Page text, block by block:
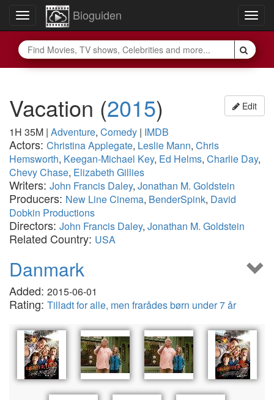
Toggle
navigation
Bioguiden
Edit
Vacation (2015)
1H 35M | Adventure, Comedy | IMDB
Actors: Christina Applegate, Leslie Mann, Chris
Hemsworth, Keegan-Michael Key, Ed Helms, Charlie Day,
Chevy Chase, Elizabeth Gillies
Writers: John Francis Daley, Jonathan M. Goldstein
Producers: New Line Cinema, BenderSpink, David
Dobkin Productions
Directors: John Francis Daley, Jonathan M. Goldstein
Related Country: USA
Danmark
Added: 2015-06-01
Rating: Tilladt for alle, men frarådes børn under 7 år